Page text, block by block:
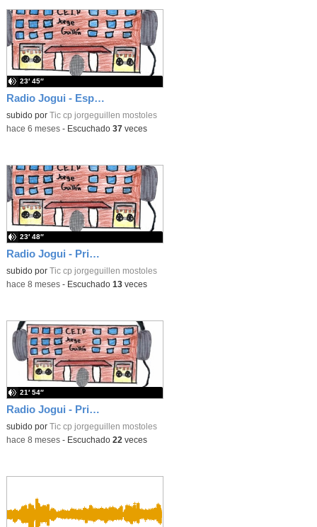
Radio Jogui - Especial día de la radio
subido por Tic cp jorgeguillen mostoles
23′ 45″
-hace 6 meses- Escuchado 37 veces
Radio Jogui - Primer Trimestre 2025 - Las entrevistas de 5ºB
subido por Tic cp jorgeguillen mostoles
23′ 48″
-hace 8 meses- Escuchado 13veces
Radio Jogui - Primer Trimestre 2025 - Las entrevistas de 5ºA
subido por Tic cp jorgeguillen mostoles
21′ 54″
-hace 8 meses- Escuchado 22veces